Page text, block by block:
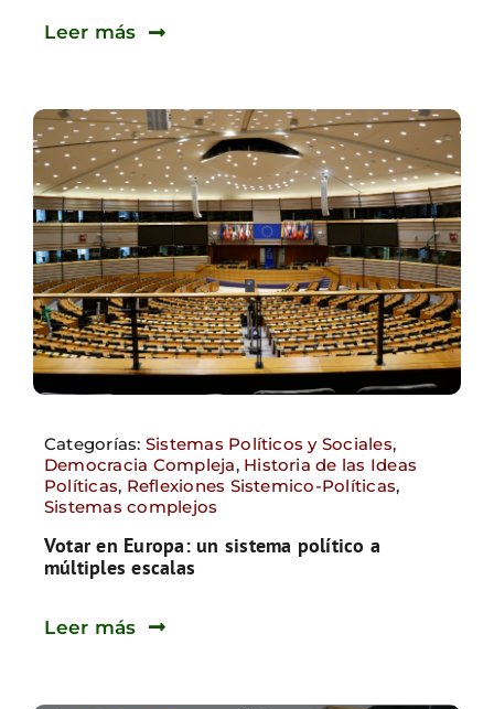
Leer más
Categorías: Sistemas Políticos y Sociales,
Democracia Compleja, Historia de las Ideas
Políticas, Reflexiones Sistemico-Políticas,
Sistemas complejos
Votar en Europa: un sistema político a
múltiples escalas
Leer más